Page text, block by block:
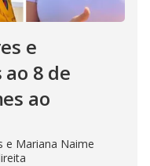
e
8 de
ao
e Mariana Naime